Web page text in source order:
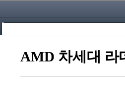
AMD 차세대 라